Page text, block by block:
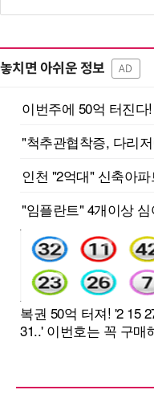
놓치면 아쉬운 정보 AD